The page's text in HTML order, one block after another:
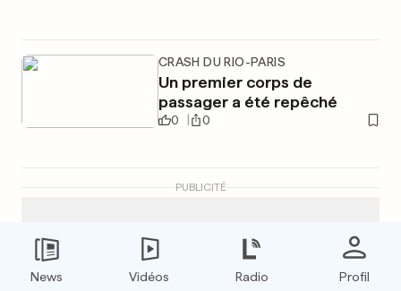
CRASH DU RIO-PARIS
Un premier corps de
passager a été repêché
0 0
PUBLICITÉ
News Vidéos Radio Profil